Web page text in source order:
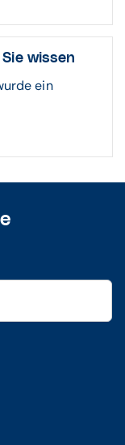
wissen
ein